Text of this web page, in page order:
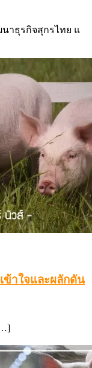
าธุรกิจสุกรไทย แ
ข้าใจและผลักดัน